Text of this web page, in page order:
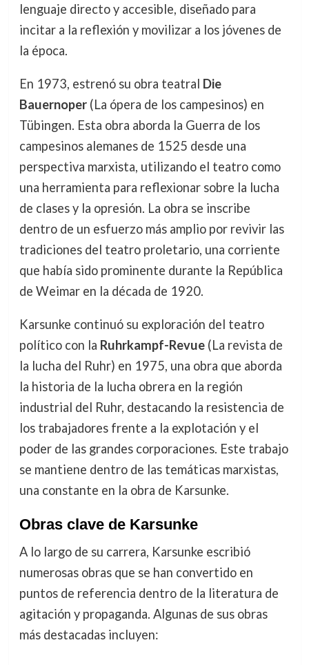
lenguaje directo y accesible, diseñado para
incitar a la reflexión y movilizar a los jóvenes de
la época.
En 1973, estrenó su obra teatral Die
Bauernoper(La ópera de los campesinos) en
Tübingen. Esta obra aborda la Guerra de los
campesinos alemanes de 1525 desde una
perspectiva marxista, utilizando el teatro como
una herramienta para reflexionar sobre la lucha
de clases y la opresión. La obra se inscribe
dentro de un esfuerzo más amplio por revivir las
tradiciones del teatro proletario, una corriente
que había sido prominente durante la República
de Weimar en la década de 1920.
Karsunke continuó su exploración del teatro
político con la Ruhrkampf-Revue(La revista de
la lucha del Ruhr) en 1975, una obra que aborda
la historia de la lucha obrera en la región
industrial del Ruhr, destacando la resistencia de
los trabajadores frente a la explotación y el
poder de las grandes corporaciones. Este trabajo
se mantiene dentro de las temáticas marxistas,
una constante en la obra de Karsunke.
Obras clave de Karsunke
A lo largo de su carrera, Karsunke escribió
numerosas obras que se han convertido en
puntos de referencia dentro de la literatura de
agitación y propaganda. Algunas de sus obras
más destacadas incluyen: